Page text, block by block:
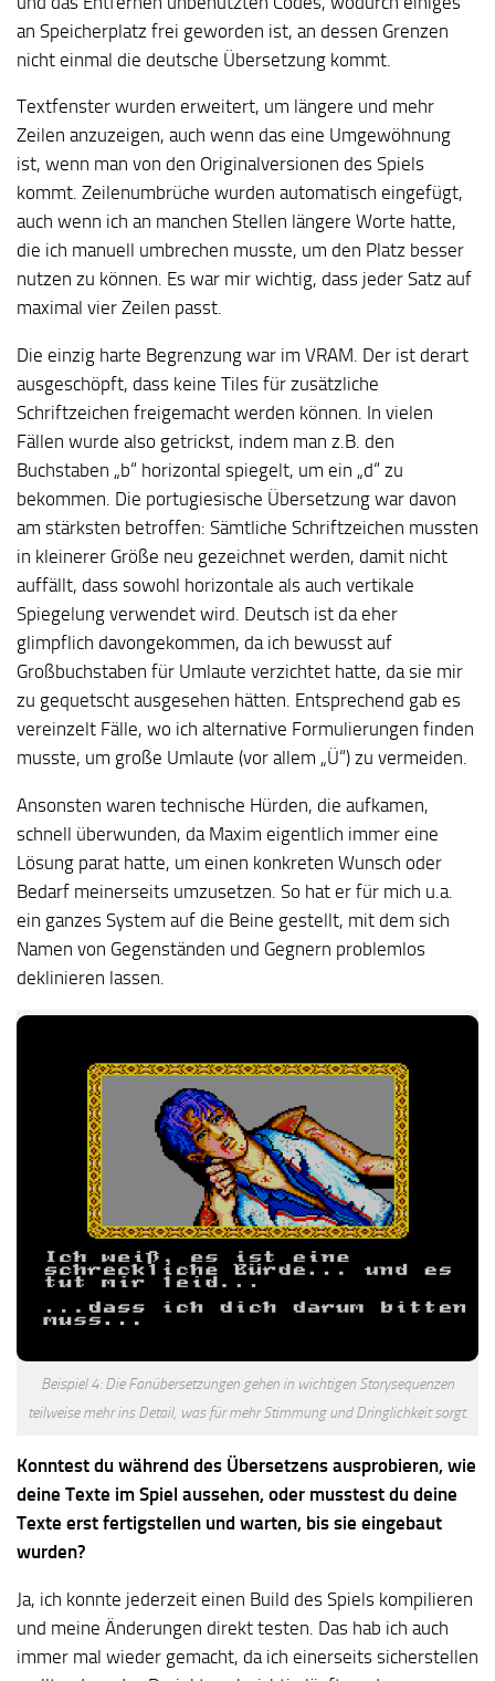
an Speicherplatz frei geworden ist, an dessen Grenzen
nicht einmal die deutsche Übersetzung kommt.
Textfenster wurden erweitert, um längere und mehr
Zeilen anzuzeigen, auch wenn das eine Umgewöhnung
ist, wenn man von den Originalversionen des Spiels
kommt. Zeilenumbrüche wurden automatisch eingefügt,
auch wenn ich an manchen Stellen längere Worte hatte,
die ich manuell umbrechen musste, um den Platz besser
nutzen zu können. Es war mir wichtig, dass jeder Satz auf
maximal vier Zeilen passt.
Die einzig harte Begrenzung war im VRAM. Der ist derart
ausgeschöpft, dass keine Tiles für zusätzliche
Schriftzeichen freigemacht werden können. In vielen
Fällen wurde also getrickst, indem man z.B. den
Buchstaben „b“ horizontal spiegelt, um ein „d“ zu
bekommen. Die portugiesische Übersetzung war davon
am stärksten betroffen: Sämtliche Schriftzeichen mussten
in kleinerer Größe neu gezeichnet werden, damit nicht
auffällt, dass sowohl horizontale als auch vertikale
Spiegelung verwendet wird. Deutsch ist da eher
glimpflich davongekommen, da ich bewusst auf
Großbuchstaben für Umlaute verzichtet hatte, da sie mir
zu gequetscht ausgesehen hätten. Entsprechend gab es
vereinzelt Fälle, wo ich alternative Formulierungen finden
musste, um große Umlaute (vor allem „Ü“) zu vermeiden.
Ansonsten waren technische Hürden, die aufkamen,
schnell überwunden, da Maxim eigentlich immer eine
Lösung parat hatte, um einen konkreten Wunsch oder
Bedarf meinerseits umzusetzen. So hat er für mich u.a.
ein ganzes System auf die Beine gestellt, mit dem sich
Namen von Gegenständen und Gegnern problemlos
deklinieren lassen.
Beispiel 4: Die Fanübersetzungen gehen in wichtigen Storysequenzen
teilweise mehr ins Detail, was für mehr Stimmung und Dringlichkeit sorgt.
Konntest du während des Übersetzens ausprobieren, wie
deine Texte im Spiel aussehen, oder musstest du deine
Texte erst fertigstellen und warten, bis sie eingebaut
wurden?
Ja, ich konnte jederzeit einen Build des Spiels kompilieren
und meine Änderungen direkt testen. Das hab ich auch
immer mal wieder gemacht, da ich einerseits sicherstellen